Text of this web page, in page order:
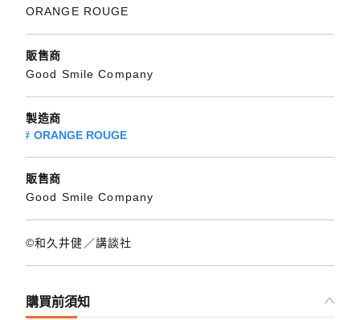
ORANGE ROUGE
販售商
Good Smile Company
製造商
ORANGE ROUGE
販售商
Good Smile Company
©和久井健／講談社
購買前須知